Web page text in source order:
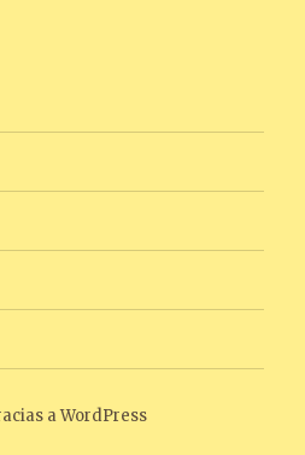
a WordPress